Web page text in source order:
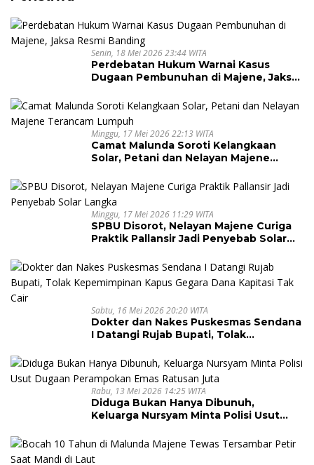
Senin, 18 Mei 2026 23:44 WITA
Perdebatan Hukum Warnai Kasus
Dugaan Pembunuhan di Majene, Jaksa
Minggu, 17 Mei 2026 22:13 WITA
Camat Malunda Soroti Kelangkaan
Solar, Petani dan Nelayan Majene
Minggu, 17 Mei 2026 11:29 WITA
SPBU Disorot, Nelayan Majene Curiga
Praktik Pallansir Jadi Penyebab Solar
Sabtu, 16 Mei 2026 20:20 WITA
Dokter dan Nakes Puskesmas Sendana
I Datangi Rujab Bupati, Tolak
Kapitasi Tak Cair
Rabu, 13 Mei 2026 14:25 WITA
Diduga Bukan Hanya Dibunuh,
Keluarga Nursyam Minta Polisi Usut
Juta